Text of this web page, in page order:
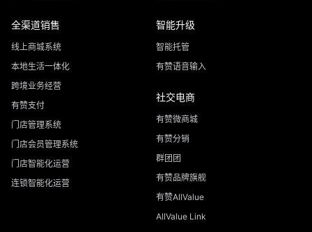
全渠道销售
线上商城系统
本地生活一体化
跨境业务经营
有赞支付
门店管理系统
门店会员管理系统
门店智能化运营
连锁智能化运营
智能升级
智能托管
有赞语音输入
社交电商
有赞微商城
有赞分销
群团团
有赞品牌旗舰
有赞AllValue
AllValue Link